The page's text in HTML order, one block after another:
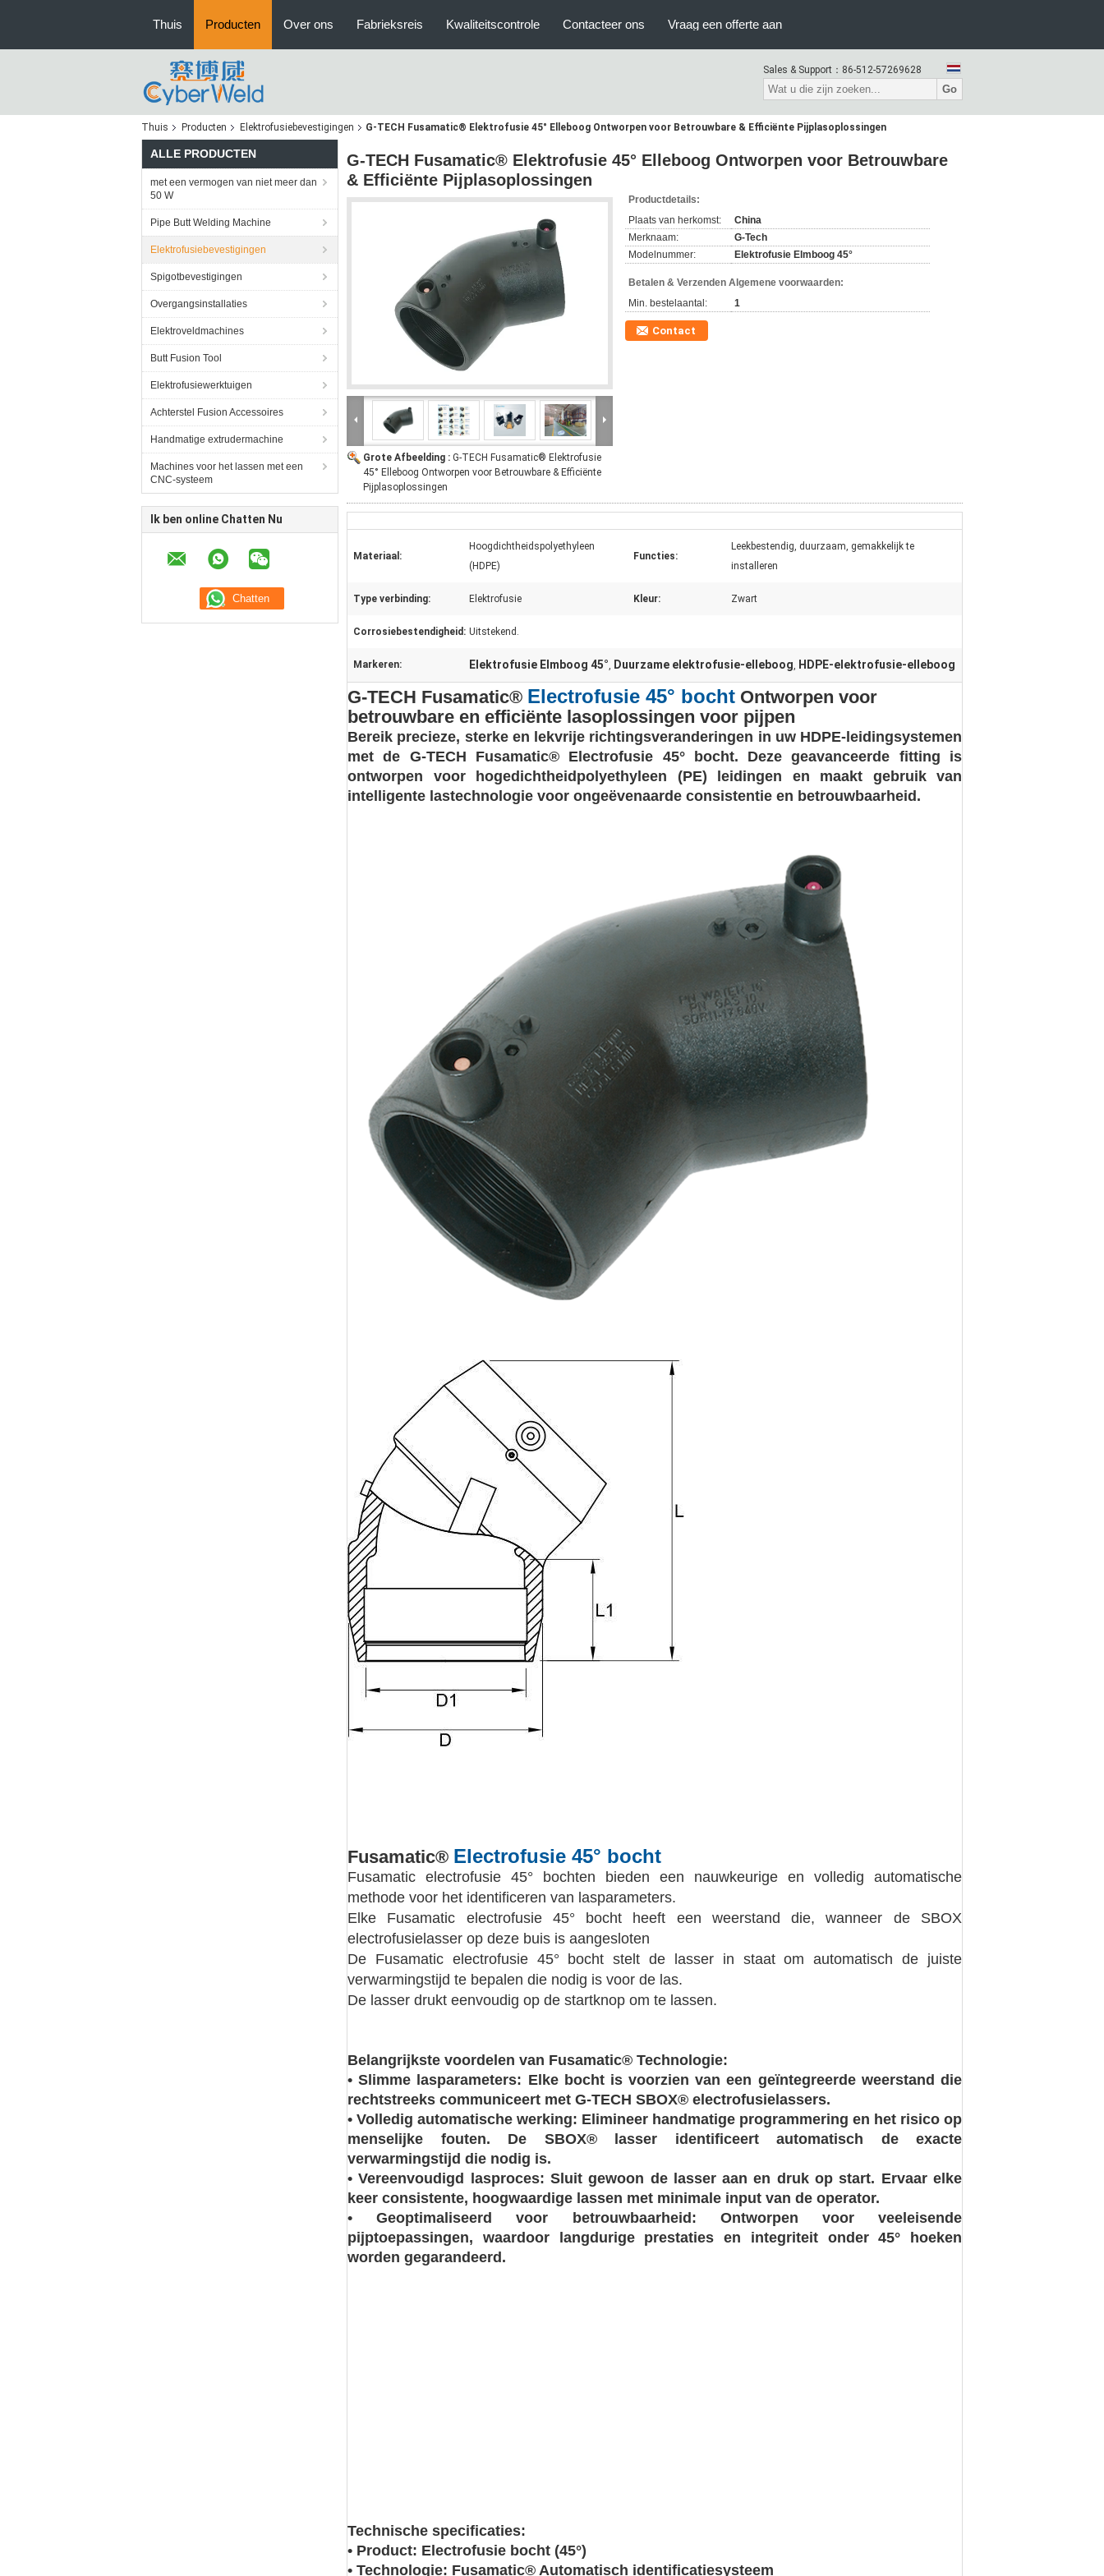
Thuis Producten Over ons Fabrieksreis Kwaliteitscontrole Contacteer ons Vraag een offerte aan
Sales & Support： 86-512-57269628
Go
Thuis Producten Elektrofusiebevestigingen G-TECH Fusamatic® Elektrofusie 45° Elleboog​ ​Ontworpen voor Betrouwbare & Efficiënte Pijplasoplossingen​
ALLE PRODUCTEN
met een vermogen van niet meer dan
50 W
Pipe Butt Welding Machine
Elektrofusiebevestigingen
Spigotbevestigingen
Overgangsinstallaties
Elektroveldmachines
Butt Fusion Tool
Elektrofusiewerktuigen
Achterstel Fusion Accessoires
Handmatige extrudermachine
Machines voor het lassen met een
CNC-systeem
Ik ben online Chatten Nu
G-TECH Fusamatic® Elektrofusie 45° Elleboog​ ​Ontworpen voor Betrouwbare
& Efficiënte Pijplasoplossingen​
Grote Afbeelding : G-TECH Fusamatic® Elektrofusie
45° Elleboog​ ​Ontworpen voor Betrouwbare & Efficiënte
Pijplasoplossingen​
Productdetails:
Plaats van herkomst:
China
Merknaam:
G-Tech
Modelnummer:
Elektrofusie Elmboog 45°
Betalen & Verzenden Algemene voorwaarden:
Min. bestelaantal:
1
Contact
Materiaal:
Hoogdichtheidspolyethyleen
(HDPE)
Functies:
Leekbestendig, duurzaam, gemakkelijk te
installeren
Type verbinding: Elektrofusie Kleur: Zwart
Corrosiebestendigheid: Uitstekend.
Markeren: Elektrofusie Elmboog 45°, Duurzame elektrofusie-elleboog, HDPE-elektrofusie-elleboog
G-TECH Fusamatic® Electrofusie 45° bocht ​Ontworpen voor
betrouwbare en efficiënte lasoplossingen voor pijpen​
Bereik precieze, sterke en lekvrije richtingsveranderingen in uw HDPE-leidingsystemen
met de G-TECH Fusamatic® Electrofusie 45° bocht. Deze geavanceerde fitting is
ontworpen voor hogedichtheidpolyethyleen (PE) leidingen en maakt gebruik van
intelligente lastechnologie voor ongeëvenaarde consistentie en betrouwbaarheid.
Fusamatic® Electrofusie 45° bocht
Fusamatic electrofusie 45° bochten bieden een nauwkeurige en volledig automatische
methode voor het identificeren van lasparameters.
Elke Fusamatic electrofusie 45° bocht heeft een weerstand die, wanneer de SBOX
electrofusielasser op deze buis is aangesloten
De Fusamatic electrofusie 45° bocht stelt de lasser in staat om automatisch de juiste
verwarmingstijd te bepalen die nodig is voor de las.
De lasser drukt eenvoudig op de startknop om te lassen.
Belangrijkste voordelen van Fusamatic® Technologie:​​
• ​Slimme lasparameters:​​ Elke bocht is voorzien van een geïntegreerde weerstand die
rechtstreeks communiceert met G-TECH SBOX® electrofusielassers.
• ​Volledig automatische werking:​​ Elimineer handmatige programmering en het risico op
menselijke fouten. De SBOX® lasser identificeert automatisch de exacte
verwarmingstijd die nodig is.
• ​Vereenvoudigd lasproces:​​ Sluit gewoon de lasser aan en druk op start. Ervaar elke
keer consistente, hoogwaardige lassen met minimale input van de operator.
• ​Geoptimaliseerd voor betrouwbaarheid:​​ Ontworpen voor veeleisende
pijptoepassingen, waardoor langdurige prestaties en integriteit onder 45° hoeken
worden gegarandeerd.
Technische specificaties:​​
• ​Product:​​ Electrofusie bocht (45°)
• ​Technologie:​​ Fusamatic® Automatisch identificatiesysteem